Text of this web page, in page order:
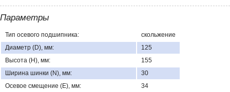
Параметры
Тип осевого подшипника:
скольжение
Диаметр (D), мм:
125
Высота (H), мм:
155
Ширина шинки (N), мм:
30
Осевое смещение (E), мм:
34